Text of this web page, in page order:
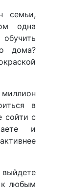
семьи,
одна
дома?
в
сойти с
и
к любым